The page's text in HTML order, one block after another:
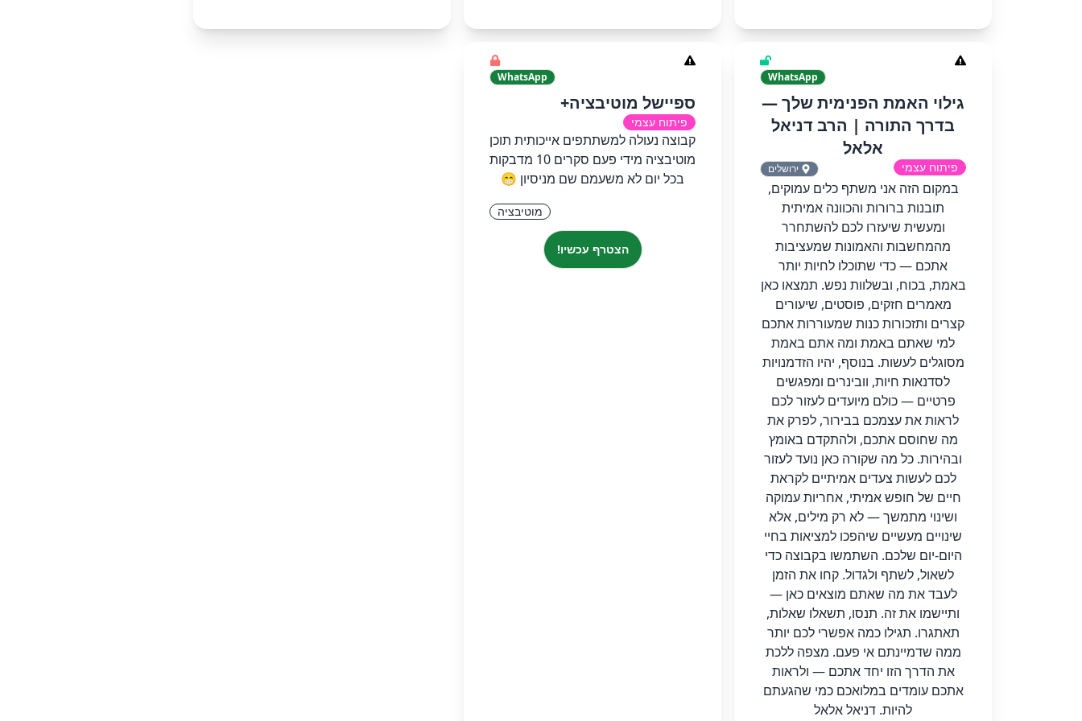
WhatsApp
גילוי האמת הפנימית שלך —
בדרך התורה | הרב דניאל
אלאל
פיתוח עצמי ירושלים
במקום הזה אני משתף כלים עמוקים,
תובנות ברורות והכוונה אמיתית
ומעשית שיעזרו לכם להשתחרר
מהמחשבות והאמונות שמעציבות
אתכם — כדי שתוכלו לחיות יותר
באמת, בכוח, ובשלוות נפש. תמצאו כאן
מאמרים חזקים, פוסטים, שיעורים
קצרים ותזכורות כנות שמעוררות אתכם
למי שאתם באמת ומה אתם באמת
מסוגלים לעשות. בנוסף, יהיו הזדמנויות
לסדנאות חיות, וובינרים ומפגשים
פרטיים — כולם מיועדים לעזור לכם
לראות את עצמכם בבירור, לפרק את
מה שחוסם אתכם, ולהתקדם באומץ
ובהירות. כל מה שקורה כאן נועד לעזור
לכם לעשות צעדים אמיתיים לקראת
חיים של חופש אמיתי, אחריות עמוקה
ושינוי מתמשך — לא רק מילים, אלא
שינויים מעשיים שיהפכו למציאות בחיי
היום-יום שלכם. השתמשו בקבוצה כדי
לשאול, לשתף ולגדול. קחו את הזמן
לעבד את מה שאתם מוצאים כאן —
ותיישמו את זה. תנסו, תשאלו שאלות,
תאתגרו. תגילו כמה אפשרי לכם יותר
ממה שדמיינתם אי פעם. מצפה ללכת
את הדרך הזו יחד אתכם — ולראות
אתכם עומדים במלואכם כמי שהגעתם
להיות. דניאל אלאל
WhatsApp
ספיישל מוטיבציה+
פיתוח עצמי
קבוצה נעולה למשתתפים אייכותית תוכן
מוטיבציה מידי פעם סקרים 10 מדבקות
בכל יום לא משעמם שם מניסיון 😁
מוטיבציה
הצטרף עכשיו!